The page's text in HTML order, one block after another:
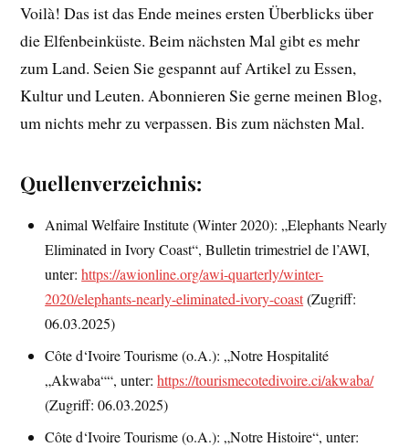
Voilà! Das ist das Ende meines ersten Überblicks über
die Elfenbeinküste. Beim nächsten Mal gibt es mehr
zum Land. Seien Sie gespannt auf Artikel zu Essen,
Kultur und Leuten. Abonnieren Sie gerne meinen Blog,
um nichts mehr zu verpassen. Bis zum nächsten Mal.
Quellenverzeichnis:
Animal Welfaire Institute (Winter 2020): „Elephants Nearly
Eliminated in Ivory Coast“, Bulletin trimestriel de l’AWI,
unter:https://awionline.org/awi-quarterly/winter-
2020/elephants-nearly-eliminated-ivory-coast(Zugriff:
06.03.2025)
Côte d‘Ivoire Tourisme (o.A.): „Notre Hospitalité
„Akwaba““, unter:https://tourismecotedivoire.ci/akwaba/
(Zugriff: 06.03.2025)
Côte d‘Ivoire Tourisme (o.A.): „Notre Histoire“, unter: